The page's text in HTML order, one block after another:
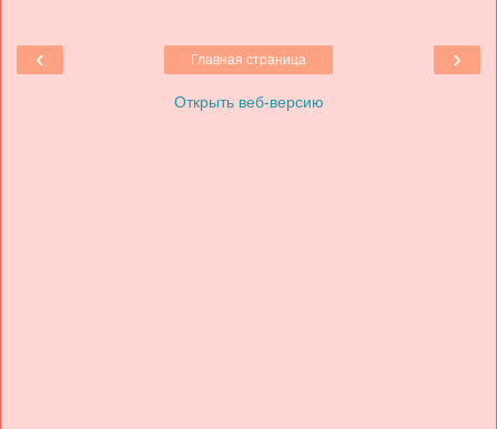
‹ ›
Главная страница
Открыть веб-версию